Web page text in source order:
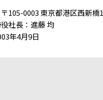
105-0003 東京都港区西新
社長：進藤 均
年4月9日